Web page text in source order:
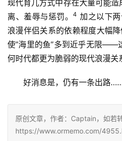
现代育儿方式中存在大量可能
离、羞辱与惩罚。4 加之以下
浪漫伴侣关系的依赖程度大幅
使”海里的鱼”多到近乎无限——
何时代都更为脆弱的现代浪漫关
好消息是，仍有一条出路
原创文章，作者：Captain，如若
https://www.ormemo.com/